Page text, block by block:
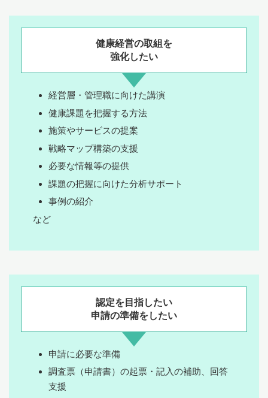
健康経営の取組を
強化したい
経営層・管理職に向けた講演
健康課題を把握する方法
施策やサービスの提案
戦略マップ構築の支援
必要な情報等の提供
課題の把握に向けた分析サポート
事例の紹介
など
認定を目指したい
申請の準備をしたい
申請に必要な準備
調査票（申請書）の起票・記入の補助、回答
支援